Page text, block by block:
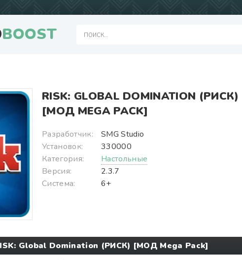
BOOST
RISK: GLOBAL DOMINATION (РИСК)
[МОД MEGA PACK]
Разработчик:
SMG Studio
Установок:
330000
Категория:
Настольные
Версия:
2.3.7
Система:
6+
Global Domination (РИСК) [МОД Mega Pack]